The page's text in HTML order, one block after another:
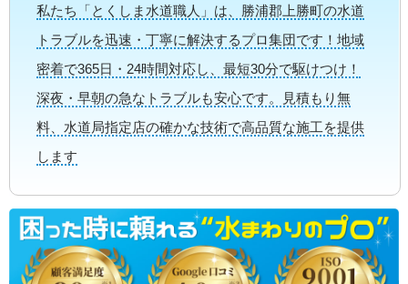
私たち「とくしま水道職人」は、勝浦郡上勝町の水道
トラブルを迅速・丁寧に解決するプロ集団です！地域
密着で365日・24時間対応し、最短30分で駆けつけ！
深夜・早朝の急なトラブルも安心です。見積もり無
料、水道局指定店の確かな技術で高品質な施工を提供
します